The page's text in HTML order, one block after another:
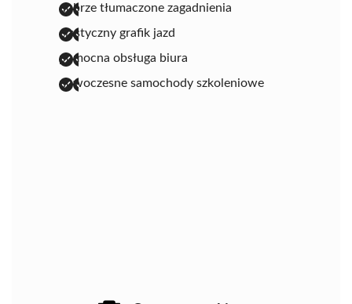
dobrze tłumaczone zagadnienia
elastyczny grafik jazd
pomocna obsługa biura
nowoczesne samochody szkoleniowe